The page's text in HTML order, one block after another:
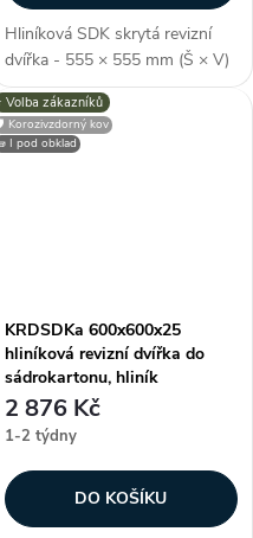
Hliníková SDK skrytá revizní
dvířka - 555 × 555 mm (Š × V)
(včetně rámu), pro skrytou /
neviditelnou instalaci, montáž
pod sádrokarton, odolné proti
Volba zákazníků
I pod obklad
Korozivzdorný kov
KRDSDKa 600x600x25
hliníková revizní dvířka do
sádrokartonu, hliník
2 876 Kč
1-2 týdny
DO KOŠÍKU